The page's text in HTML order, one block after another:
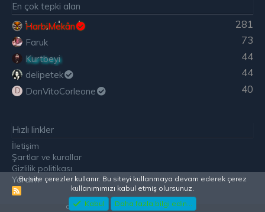
En çok tepki alan
281
HarbiMekân
73
Faruk
44
Kurtbeyi
44
delipetek
D 40
DonVitoCorleone
Hızlı linkler
İletişim
Şartlar ve kurallar
Gizlilik politikası
Yardım
R
Community
Bu site çerezler kullanır. Bu siteyi kullanmaya devam ederek çerez
kullanımımızı kabul etmiş olursunuz.
Kabul
Daha fazla bilgi edin...